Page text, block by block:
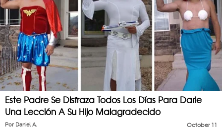
Este Padre Se Disfraza Todos Los Días Para Darle
Una Lección A Su Hijo Malagradecido
October 11
Por Daniel A.